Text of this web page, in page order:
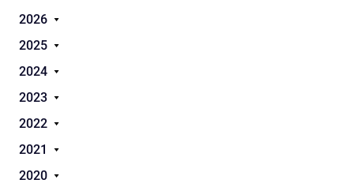
2026
2025
2024
2023
2022
2021
2020